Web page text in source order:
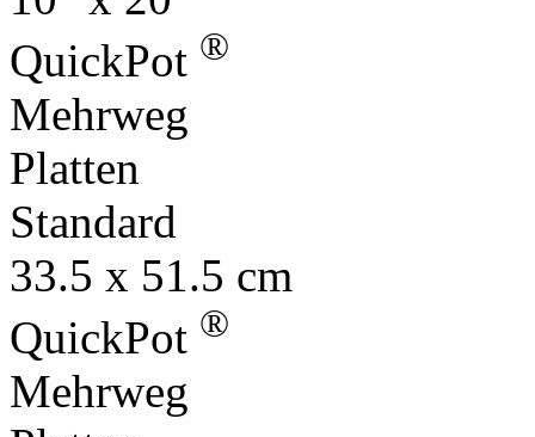
QuickPot ®
Mehrweg
Platten
Standard
33.5 x 51.5 cm
QuickPot ®
Mehrweg